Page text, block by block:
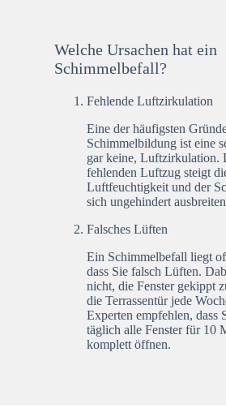
Welche Ursachen hat ein
Schimmelbefall?
Fehlende Luftzirkulation
Eine der häufigsten
Schimmelbildung ist eine
gar keine, Luftzirkulation.
fehlenden Luftzug steigt
Luftfeuchtigkeit und der
sich ungehindert
Falsches Lüften
Ein Schimmelbefall liegt
dass Sie falsch Lüften.
nicht, die Fenster gekippt
die Terrassentür jede
Experten empfehlen, dass
täglich alle Fenster für 10
komplett öffnen.